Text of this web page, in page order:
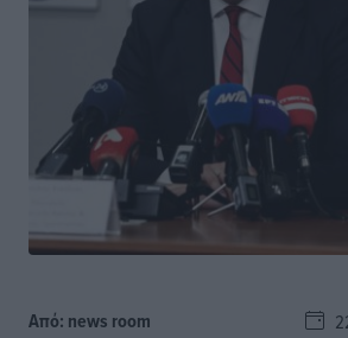
Από: news room